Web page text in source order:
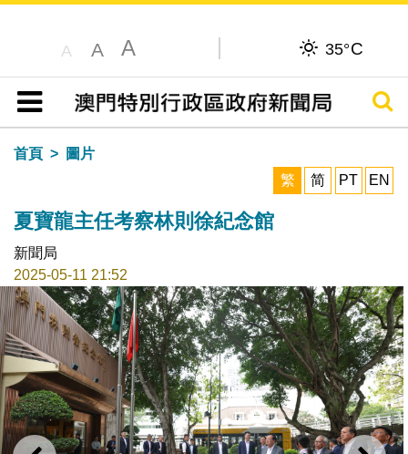
A A A 35°C
目錄
搜尋
首頁
圖片
繁
简 PT EN
夏寶龍主任考察林則徐紀念館
新聞局
2025-05-11 21:52